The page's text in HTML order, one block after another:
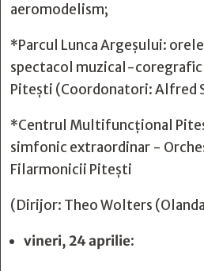
aeromodelism;
*Parcul Lunca Argeșului:
spectacol muzical-coregrafic
Pitești (Coordonatori: Alfred
*Centrul Multifuncțional
simfonic extraordinar -
Filarmonicii Pitești
(Dirijor: Theo Wolters
vineri, 24 aprilie: